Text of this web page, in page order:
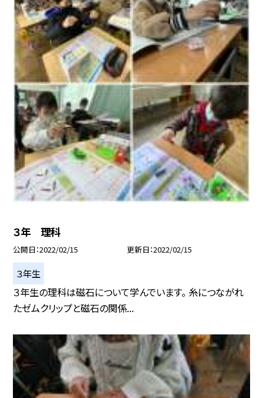
３年 理科
公開日 2022/02/15 更新日 2022/02/15
３年生
３年生の理科は磁石について学んでいます。 糸につながれ
たゼムクリップと磁石の関係...